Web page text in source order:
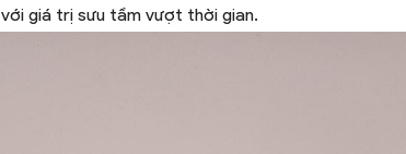
với giá trị sưu tầm vượt thời gian.